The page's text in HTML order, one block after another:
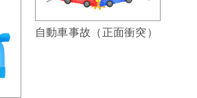
自動車事故（正面衝突）